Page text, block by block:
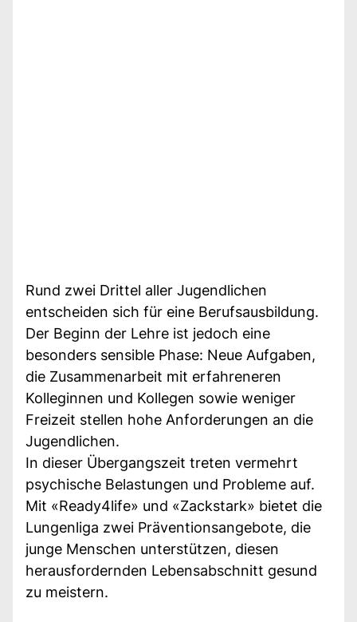
Rund zwei Drittel aller Jugendlichen
entscheiden sich für eine Berufsausbildung.
Der Beginn der Lehre ist jedoch eine
besonders sensible Phase: Neue Aufgaben,
die Zusammenarbeit mit erfahreneren
Kolleginnen und Kollegen sowie weniger
Freizeit stellen hohe Anforderungen an die
Jugendlichen.
In dieser Übergangszeit treten vermehrt
psychische Belastungen und Probleme auf.
Mit «Ready4life» und «Zackstark» bietet die
Lungenliga zwei Präventionsangebote, die
junge Menschen unterstützen, diesen
herausfordernden Lebensabschnitt gesund
zu meistern.